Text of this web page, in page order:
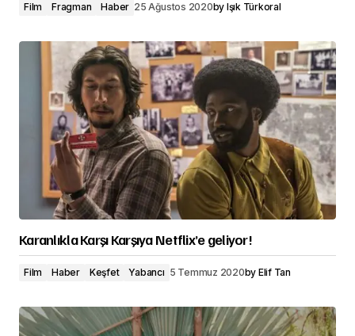
Film Fragman Haber 25 Ağustos 2020by Işık Türkoral
Karanlıkla Karşı Karşıya Netflix’e geliyor!
Film Haber Keşfet Yabancı 5 Temmuz 2020by Elif Tan